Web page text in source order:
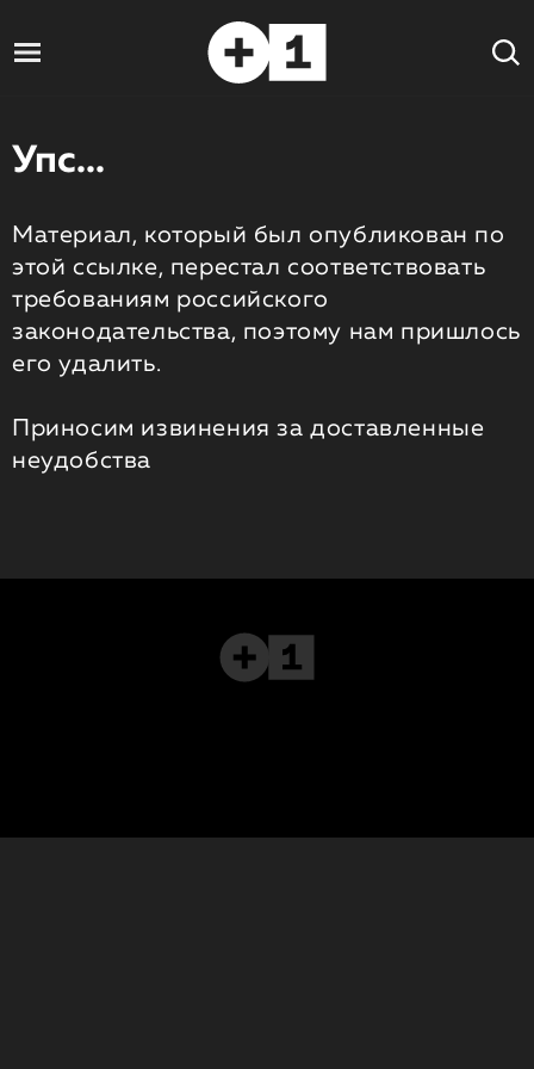
Упс...
Материал, который был опубликован по
этой ссылке, перестал соответствовать
требованиям российского
законодательства, поэтому нам пришлось
его удалить.
Приносим извинения за доставленные
неудобства